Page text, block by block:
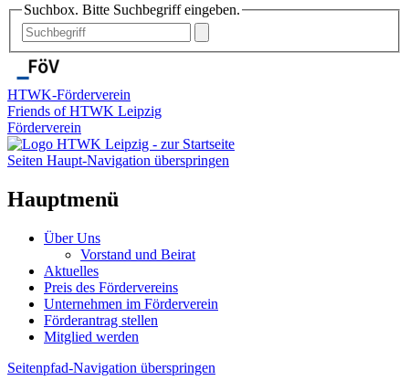
Suchbox. Bitte Suchbegriff eingeben.
HTWK-Förderverein
Friends of HTWK Leipzig
Förderverein
Seiten Haupt-Navigation überspringen
Hauptmenü
Über Uns
Vorstand und Beirat
Aktuelles
Preis des Fördervereins
Unternehmen im Förderverein
Förderantrag stellen
Mitglied werden
Seitenpfad-Navigation überspringen